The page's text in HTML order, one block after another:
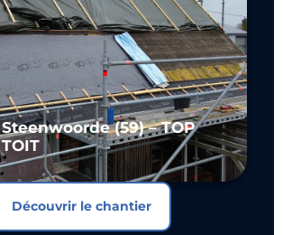
Steenwoorde (59) – TOP
TOIT
Découvrir le chantier